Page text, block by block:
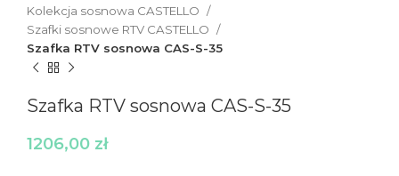
Kolekcja sosnowa CASTELLO
Szafki sosnowe RTV CASTELLO
Szafka RTV sosnowa CAS-S-35
Szafka RTV sosnowa CAS-S-35
1206,00 zł